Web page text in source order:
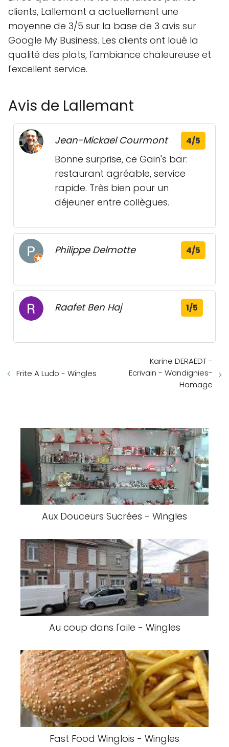
clients, Lallemant a actuellement une
moyenne de 3/5 sur la base de 3 avis sur
Google My Business. Les clients ont loué la
qualité des plats, l'ambiance chaleureuse et
l'excellent service.
Avis de Lallemant
Jean-Mickael Courmont 4/5
Bonne surprise, ce Gain's bar:
restaurant agréable, service
rapide. Très bien pour un
déjeuner entre collègues.
Philippe Delmotte 4/5
Raafet Ben Haj 1/5
Frite A Ludo - Wingles
Karine DERAEDT -
Ecrivain - Wandignies-
Hamage
Aux Douceurs Sucrées - Wingles
Au coup dans l'aile - Wingles
Fast Food Winglois - Wingles